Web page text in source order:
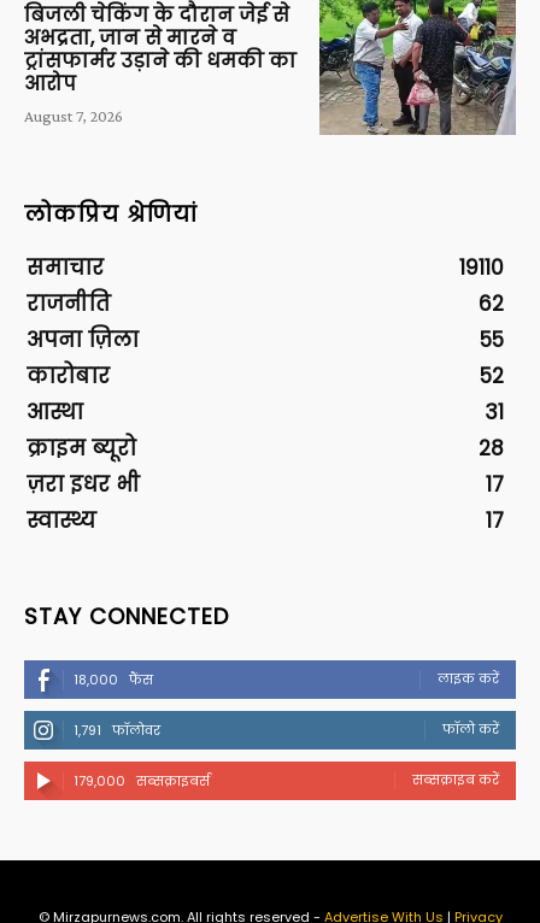
बिजली चेकिंग के दौरान जेई से
अभद्रता, जान से मारने व
ट्रांसफार्मर उड़ाने की धमकी का
आरोप
August 7, 2026
लोकप्रिय श्रेणियां
समाचार
19110
राजनीति
62
अपना ज़िला
55
कारोबार
52
आस्था
31
क्राइम ब्यूरो
28
ज़रा इधर भी
17
स्वास्थ्य
17
STAY CONNECTED
18,000 फैंस लाइक करें
1,791 फॉलोवर फॉलो करें
179,000 सब्सक्राइबर्स सब्सक्राइब करें
© Mirzapurnews.com. All rights reserved - Advertise With Us | Privacy